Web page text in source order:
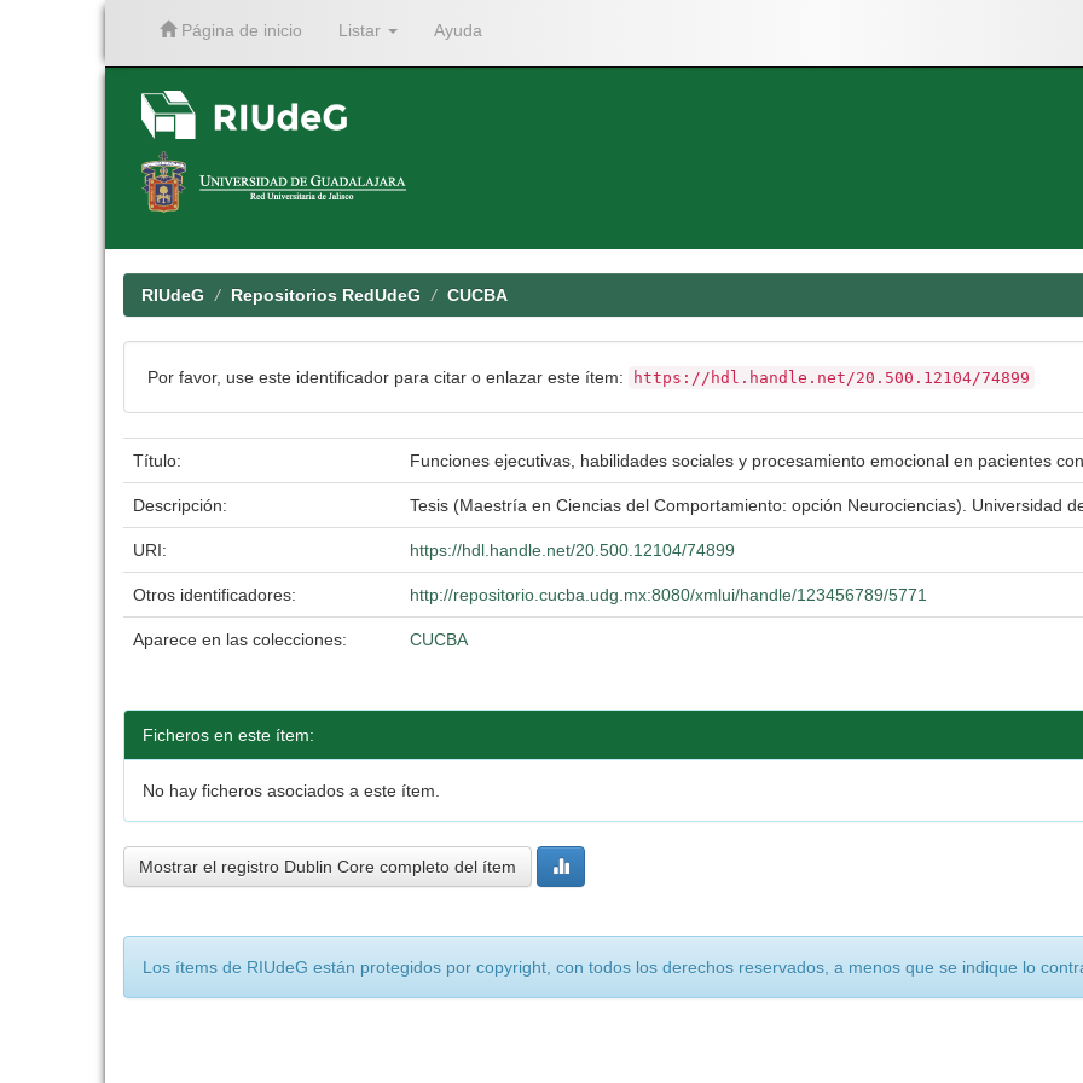
Página de inicio Listar Ayuda
RIUdeG Repositorios RedUdeG CUCBA
Por favor, use este identificador para citar o enlazar este ítem: https://hdl.handle.net/20.500.12104/74899
Título: Funciones ejecutivas, habilidades sociales y procesamiento emocional en pacientes
Descripción: Tesis (Maestría en Ciencias del Comportamiento: opción Neurociencias). Universidad
URI: https://hdl.handle.net/20.500.12104/74899
Otros identificadores: http://repositorio.cucba.udg.mx:8080/xmlui/handle/123456789/5771
Aparece en las colecciones: CUCBA
Ficheros en este ítem:
No hay ficheros asociados a este ítem.
Mostrar el registro Dublin Core completo del ítem
Los ítems de RIUdeG están protegidos por copyright, con todos los derechos reservados, a menos que se indique lo